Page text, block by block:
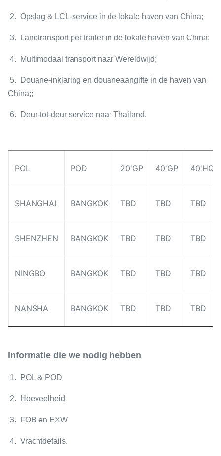
2. Opslag & LCL-service in de lokale haven van China;
3. Landtransport per trailer in de lokale haven van China;
4. Multimodaal transport naar Wereldwijd;
5. Douane-inklaring en douaneaangifte in de haven van
China;;
6. Deur-tot-deur service naar Thailand.
POL POD 20'GP 40'GP 40'HQ
SHANGHAI BANGKOK TBD TBD TBD
SHENZHEN BANGKOK TBD TBD TBD
NINGBO BANGKOK TBD TBD TBD
NANSHA BANGKOK TBD TBD TBD
Informatie die we nodig hebben
1. POL & POD
2. Hoeveelheid
3. FOB en EXW
4. Vrachtdetails.